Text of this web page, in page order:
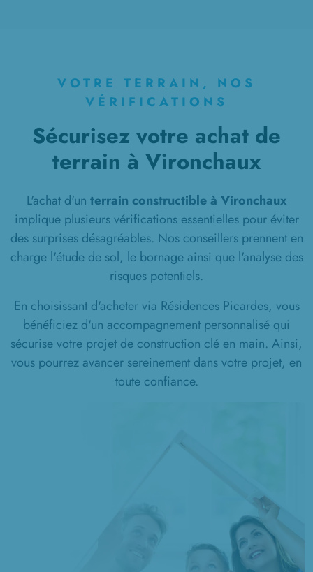
VOTRE TERRAIN, NOS
VÉRIFICATIONS
Sécurisez votre achat de
terrain à Vironchaux
L'achat d'un terrain constructible à Vironchaux
implique plusieurs vérifications essentielles pour éviter
des surprises désagréables. Nos conseillers prennent en
charge l'étude de sol, le bornage ainsi que l'analyse des
risques potentiels.
En choisissant d'acheter via Résidences Picardes, vous
bénéficiez d'un accompagnement personnalisé qui
sécurise votre projet de construction clé en main. Ainsi,
vous pourrez avancer sereinement dans votre projet, en
toute confiance.